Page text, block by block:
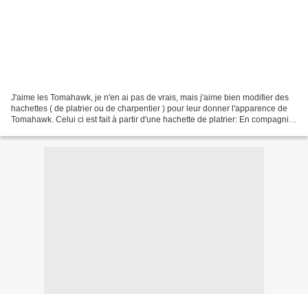
J'aime les Tomahawk, je n'en ai pas de vrais, mais j'aime bien modifier des
hachettes ( de platrier ou de charpentier ) pour leur donner l'apparence de
Tomahawk. Celui ci est fait à partir d'une hachette de platrier: En compagnie